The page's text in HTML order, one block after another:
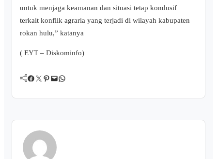
untuk menjaga keamanan dan situasi tetap kondusif
terkait konflik agraria yang terjadi di wilayah kabupaten
rokan hulu,” katanya
( EYT – Diskominfo)
Facebook Twitter Pinterest Mail WhatsApp